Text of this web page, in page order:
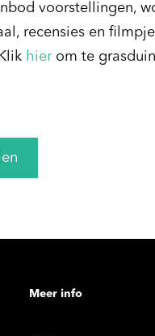
voorstellingen,
recensies en
hierom te
Meer info